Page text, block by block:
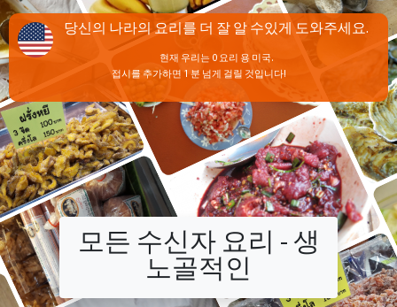
모든 수신자 요리 - 생
노골적인
당신의 나라의 요리를 더 잘 알 수있게 도와주세요.
현재 우리는 0 요리 용 미국.
접시를 추가하면 1 분 넘게 걸릴 것입니다!